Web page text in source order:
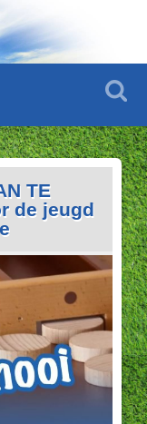
TE
de jeugd